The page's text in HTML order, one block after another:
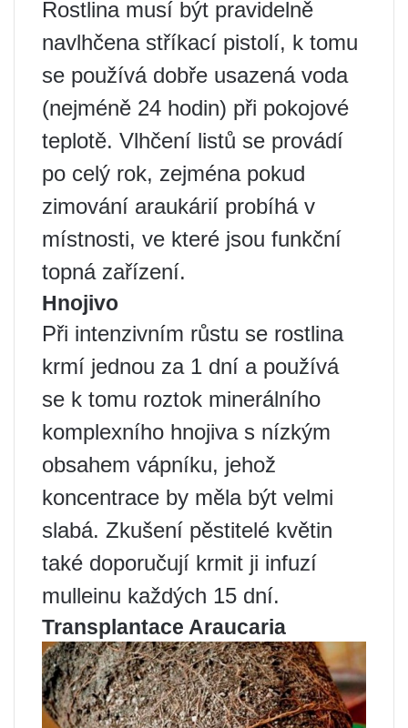
Rostlina musí být pravidelně
navlhčena stříkací pistolí, k tomu
se používá dobře usazená voda
(nejméně 24 hodin) při pokojové
teplotě. Vlhčení listů se provádí
po celý rok, zejména pokud
zimování araukárií probíhá v
místnosti, ve které jsou funkční
topná zařízení.
Hnojivo
Při intenzivním růstu se rostlina
krmí jednou za 1 dní a používá
se k tomu roztok minerálního
komplexního hnojiva s nízkým
obsahem vápníku, jehož
koncentrace by měla být velmi
slabá. Zkušení pěstitelé květin
také doporučují krmit ji infuzí
mulleinu každých 15 dní.
Transplantace Araucaria